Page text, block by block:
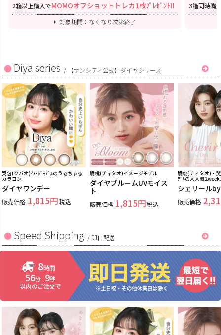
2箱以上購入でMOMOオフショットトレカ1枚ﾌﾟﾚｾﾞﾝﾄ!!
対象期間：なくなり次第終了
3箱同時購
Diya series / 【サンシティ公式】ダイヤシリーズ
哭包(クバオ)ｲﾒｰｼﾞﾓﾃﾞﾙのうるちゅる
カラコン
ダイヤワンデー
販売価格 1,815 税込
脆桃(チィタオ)イメージモデル
ダイヤブルームUVモイス
ト
販売価格 1,815 税込
脆桃(チィタオ)・
ﾃﾞﾙの大人気2week
シェリール
販売価格
Speed Shipping / 即日配送
8時間
56分 7秒
以内のご注文で